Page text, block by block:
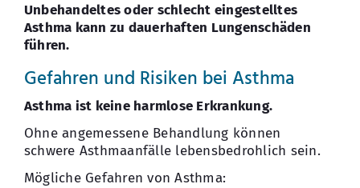
Unbehandeltes oder schlecht eingestelltes
Asthma kann zu dauerhaften Lungenschäden
führen.
Gefahren und Risiken bei Asthma
Asthma ist keine harmlose Erkrankung.
Ohne angemessene Behandlung können
schwere Asthmaanfälle lebensbedrohlich sein.
Mögliche Gefahren von Asthma: